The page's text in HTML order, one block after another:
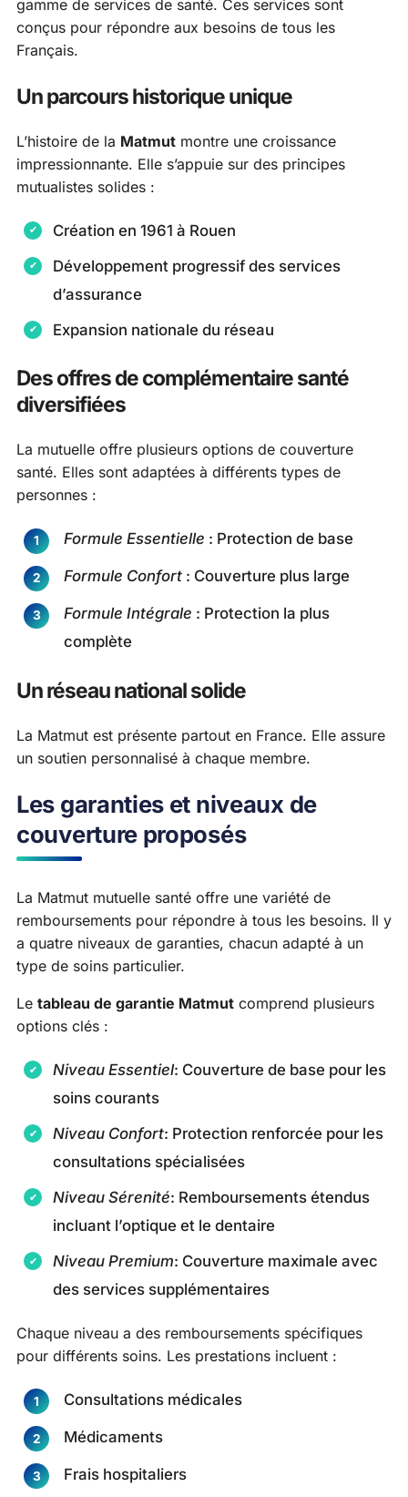
gamme de services de santé. Ces services sont
conçus pour répondre aux besoins de tous les
Français.
Un parcours historique unique
L’histoire de la Matmut montre une croissance
impressionnante. Elle s’appuie sur des principes
mutualistes solides :
Création en 1961 à Rouen
Développement progressif des services
d’assurance
Expansion nationale du réseau
Des offres de complémentaire santé
diversifiées
La mutuelle offre plusieurs options de couverture
santé. Elles sont adaptées à différents types de
personnes :
Formule Essentielle : Protection de base
Formule Confort : Couverture plus large
Formule Intégrale : Protection la plus
complète
Un réseau national solide
La Matmut est présente partout en France. Elle assure
un soutien personnalisé à chaque membre.
Les garanties et niveaux de
couverture proposés
La Matmut mutuelle santé offre une variété de
remboursements pour répondre à tous les besoins. Il y
a quatre niveaux de garanties, chacun adapté à un
type de soins particulier.
Le tableau de garantie Matmut comprend plusieurs
options clés :
Niveau Essentiel: Couverture de base pour les
soins courants
Niveau Confort: Protection renforcée pour les
consultations spécialisées
Niveau Sérenité: Remboursements étendus
incluant l’optique et le dentaire
Niveau Premium: Couverture maximale avec
des services supplémentaires
Chaque niveau a des remboursements spécifiques
pour différents soins. Les prestations incluent :
Consultations médicales
Médicaments
Frais hospitaliers